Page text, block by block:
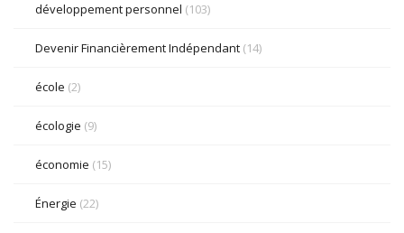
développement personnel (103)
Devenir Financièrement Indépendant (14)
école (2)
écologie (9)
économie (15)
Énergie (22)